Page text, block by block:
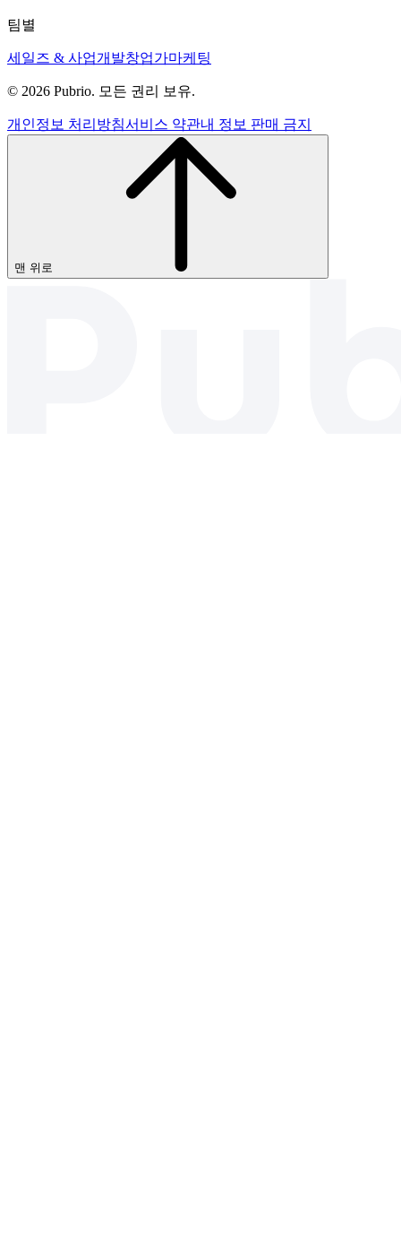
팀별
세일즈 & 사업개발창업가마케팅
© 2026 Pubrio. 모든 권리 보유.
개인정보 처리방침서비스 약관내 정보 판매 금지
맨 위로